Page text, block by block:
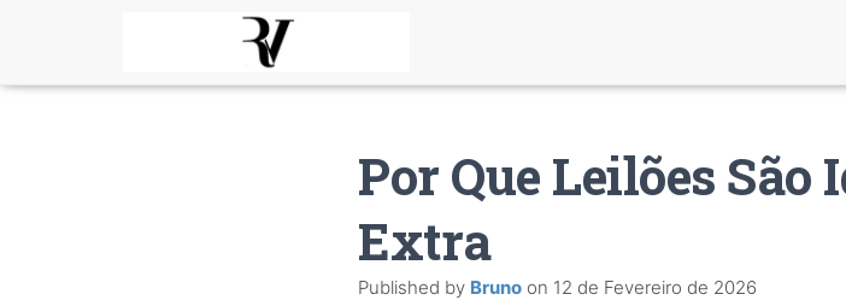
Por Que Leilões São
Extra
Published by Bruno on 12 de Fevereiro de 2026